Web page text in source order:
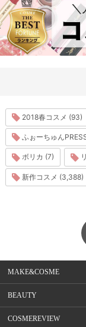
2018春コスメ (93)
ふぉーちゅん
ボリカ (7)
新作コスメ (3,388)
MAKE&COSME
BEAUTY
COSMEREVIEW